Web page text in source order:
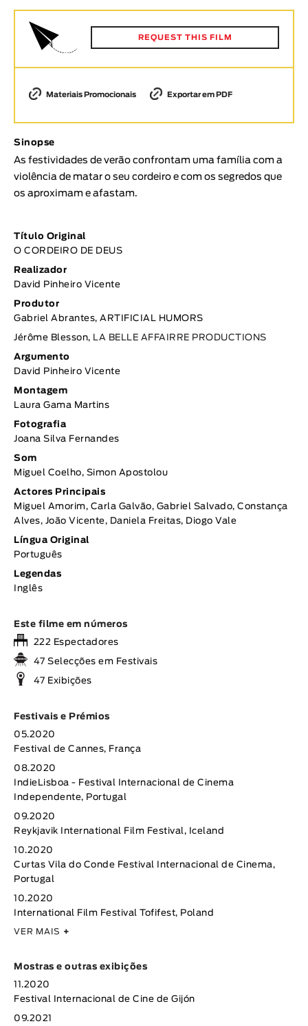
Animar
DURAÇÃO
< / >
GÉNERO
Ficção
Animação
TÓPICOS
Tópicos selecionados
REQUEST THIS FILM
Materiais Promocionais Exportar em PDF
Sinopse
As festividades de verão confrontam uma família com a
violência de matar o seu cordeiro e com os segredos que
os aproximam e afastam.
Título Original
O CORDEIRO DE DEUS
Realizador
David Pinheiro Vicente
Produtor
Gabriel Abrantes, ARTIFICIAL HUMORS
Jérôme Blesson, LA BELLE AFFAIRRE PRODUCTIONS
Argumento
David Pinheiro Vicente
Montagem
Laura Gama Martins
Fotografia
Joana Silva Fernandes
Som
Miguel Coelho, Simon Apostolou
Actores Principais
Miguel Amorim, Carla Galvão, Gabriel Salvado, Constança
Alves, João Vicente, Daniela Freitas, Diogo Vale
Língua Original
Português
Legendas
Inglês
Este filme em números
222 Espectadores
47 Selecções em Festivais
47 Exibições
Festivais e Prémios
05.2020
Festival de Cannes, França
08.2020
IndieLisboa - Festival Internacional de Cinema
Independente, Portugal
09.2020
Reykjavik International Film Festival, Iceland
10.2020
Curtas Vila do Conde Festival Internacional de Cinema,
Portugal
10.2020
International Film Festival Tofifest, Poland
VER MAIS +
Mostras e outras exibições
11.2020
Festival Internacional de Cine de Gijón
09.2021